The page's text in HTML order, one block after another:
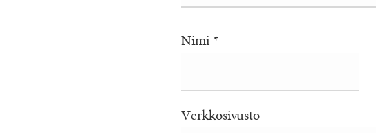
Nimi *
Verkkosivusto